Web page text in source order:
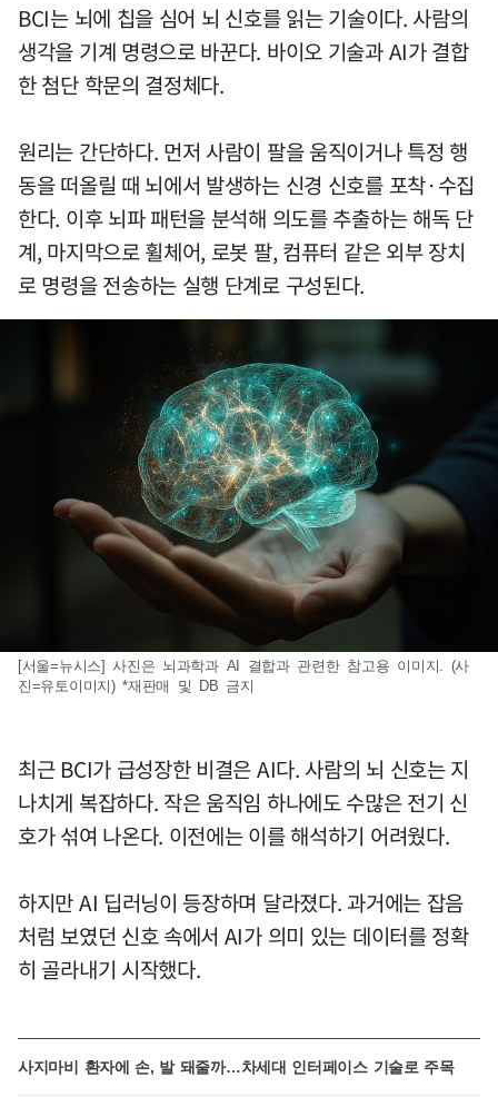
BCI는 뇌에 칩을 심어 뇌 신호를 읽는 기술이다. 사람의
생각을 기계 명령으로 바꾼다. 바이오 기술과 AI가 결합
한 첨단 학문의 결정체다.
원리는 간단하다. 먼저 사람이 팔을 움직이거나 특정 행
동을 떠올릴 때 뇌에서 발생하는 신경 신호를 포착·수집
한다. 이후 뇌파 패턴을 분석해 의도를 추출하는 해독 단
계, 마지막으로 휠체어, 로봇 팔, 컴퓨터 같은 외부 장치
로 명령을 전송하는 실행 단계로 구성된다.
[서울=뉴시스] 사진은 뇌과학과 AI 결합과 관련한 참고용 이미지. (사
진=유토이미지) *재판매 및 DB 금지
최근 BCI가 급성장한 비결은 AI다. 사람의 뇌 신호는 지
나치게 복잡하다. 작은 움직임 하나에도 수많은 전기 신
호가 섞여 나온다. 이전에는 이를 해석하기 어려웠다.
하지만 AI 딥러닝이 등장하며 달라졌다. 과거에는 잡음
처럼 보였던 신호 속에서 AI가 의미 있는 데이터를 정확
히 골라내기 시작했다.
사지마비 환자에 손, 발 돼줄까…차세대 인터페이스 기술로 주목